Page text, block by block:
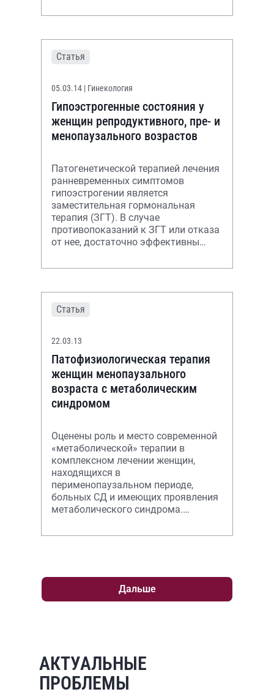
публикации не старше 5 лет в
Статья
05.03.14 | Гинекология
Гипоэстрогенные состояния у
женщин репродуктивного, пре- и
менопаузального возрастов
Патогенетической терапией лечения
ранневременных симптомов
гипоэстрогении является
заместительная гормональная
терапия (ЗГТ). В случае
противопоказаний к ЗГТ или отказа
от нее, достаточно эффективны
которые в меньшей степени,
Статья
22.03.13
Патофизиологическая терапия
женщин менопаузального
возраста с метаболическим
синдромом
Оценены роль и место современной
«метаболической» терапии в
комплексном лечении женщин,
находящихся в
перименопаузальном периоде,
больных СД и имеющих проявления
метаболического синдрома.
терапию способствует достижению
Дальше
АКТУАЛЬНЫЕ
ПРОБЛЕМЫ